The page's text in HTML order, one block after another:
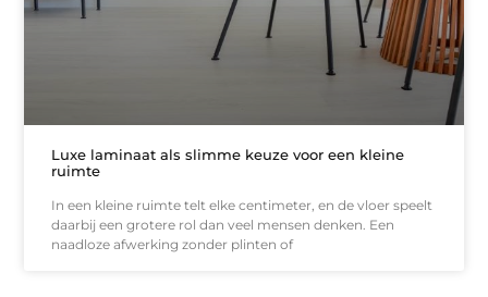
Luxe laminaat als slimme keuze voor een kleine
ruimte
In een kleine ruimte telt elke centimeter, en de vloer speelt
daarbij een grotere rol dan veel mensen denken. Een
naadloze afwerking zonder plinten of